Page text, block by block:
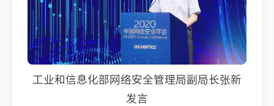
工业和信息化部网络安全管理局副局长张新
发言